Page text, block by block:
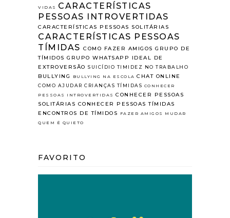
VIDAS
CARACTERÍSTICAS
PESSOAS INTROVERTIDAS
CARACTERÍSTICAS PESSOAS SOLITÁRIAS
CARACTERÍSTICAS PESSOAS
TÍMIDAS COMO FAZER AMIGOS GRUPO DE
TÍMIDOS GRUPO WHATSAPP
IDEAL DE
EXTROVERSÃO SUICÍDIO TIMIDEZ NO TRABALHO
BULLYING BULLYING NA ESCOLA CHAT ONLINE
COMO AJUDAR CRIANÇAS TÍMIDAS CONHECER
PESSOAS INTROVERTIDAS CONHECER PESSOAS
SOLITÁRIAS CONHECER PESSOAS TÍMIDAS
ENCONTROS DE TÍMIDOS
FAZER AMIGOS
MUDAR
QUEM É QUIETO
FAVORITO